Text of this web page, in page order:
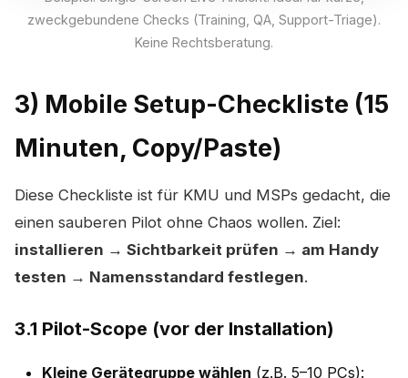
zweckgebundene Checks (Training, QA, Support-Triage).
Keine Rechtsberatung.
3) Mobile Setup-Checkliste (15
Minuten, Copy/Paste)
Diese Checkliste ist für KMU und MSPs gedacht, die
einen sauberen Pilot ohne Chaos wollen. Ziel:
installieren → Sichtbarkeit prüfen → am Handy
testen → Namensstandard festlegen.
3.1 Pilot-Scope (vor der Installation)
Kleine Gerätegruppe wählen (z.B. 5–10 PCs):